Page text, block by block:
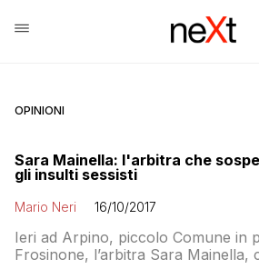
OPINIONI
Sara Mainella: l'arbitra che
gli insulti sessisti
Mario Neri 16/10/2017
Ieri ad Arpino, piccolo Comune in
Frosinone, l’arbitra Sara Mainella,